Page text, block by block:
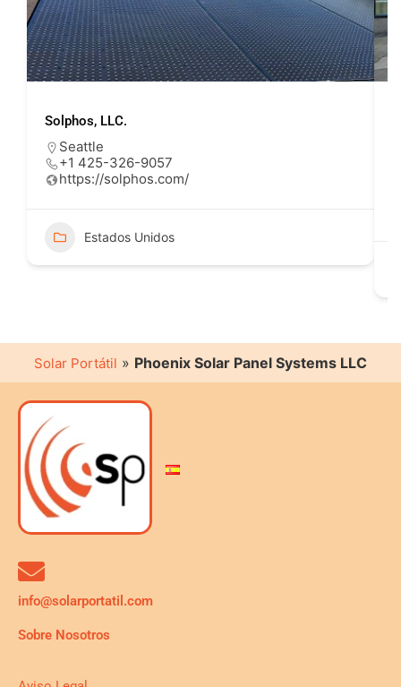
Solphos, LLC.
Seattle
+1 425-326-9057
https://solphos.com/
Estados Unidos
Solar Portátil » Phoenix Solar Panel Systems LLC
info@solarportatil.com
Sobre Nosotros